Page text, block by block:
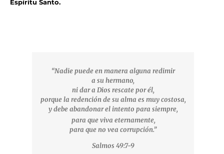
Espíritu Santo.
“Nadie puede en manera alguna redimir
a su hermano,
ni dar a Dios rescate por él,
porque la redención de su alma es muy costosa,
y debe abandonarel intento para siempre,
para que viva eternamente,
para que no vea corrupción.”
Salmos 49:7-9